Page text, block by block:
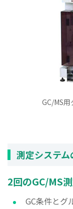
GC/MS
測定システム
2回のGC/MS
GC条件とグ